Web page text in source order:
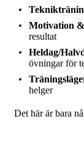
Motivation
resultat
Heldag/
övningar för
helger
Det här är bara